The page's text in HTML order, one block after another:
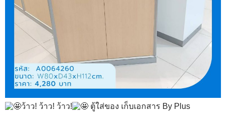
ว้าว! ว้าว! ว้าว!
ตู้ใส่ของ เก็บเอกสาร By Plus